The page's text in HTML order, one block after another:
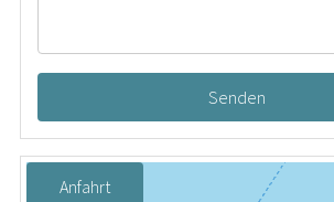
Senden
Anfahrt